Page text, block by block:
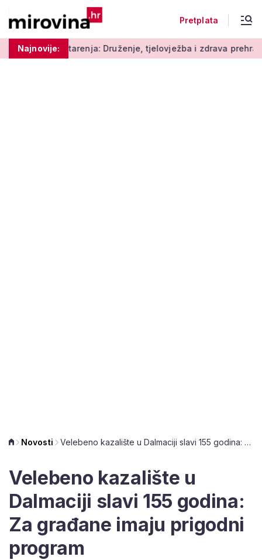
Pretplata
Najnovije:
Druženje, tjelovježba i zdrava prehrana za
Novosti Velebeno kazalište u Dalmaciji slavi 155 godina: Za građane imaju prigodni program
Velebeno kazalište u
Dalmaciji slavi 155 godina:
Za građane imaju prigodni
program